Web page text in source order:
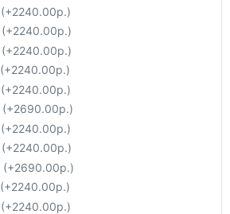
(+2240.00р.)
(+2240.00р.)
(+2240.00р.)
(+2240.00р.)
(+2240.00р.)
(+2690.00р.)
(+2240.00р.)
(+2240.00р.)
(+2690.00р.)
(+2240.00р.)
(+2240.00р.)